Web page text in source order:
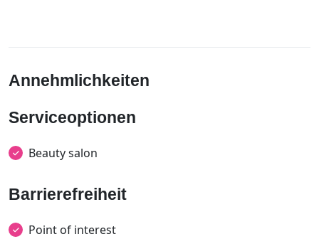
Annehmlichkeiten
Serviceoptionen
Beauty salon
Barrierefreiheit
Point of interest